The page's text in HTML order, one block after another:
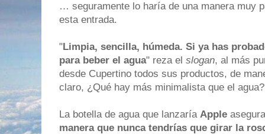
… seguramente lo haría de una manera muy
esta entrada.
"Limpia, sencilla, húmeda. Si ya has
para beber el agua" reza el slogan, al más
desde Cupertino todos sus productos, de
claro, ¿Qué hay más minimalista que el agua?
La botella de agua que lanzaría Apple
manera que nunca tendrías que girar la